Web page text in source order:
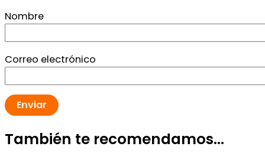
Nombre
Correo electrónico
También te recomendamos…